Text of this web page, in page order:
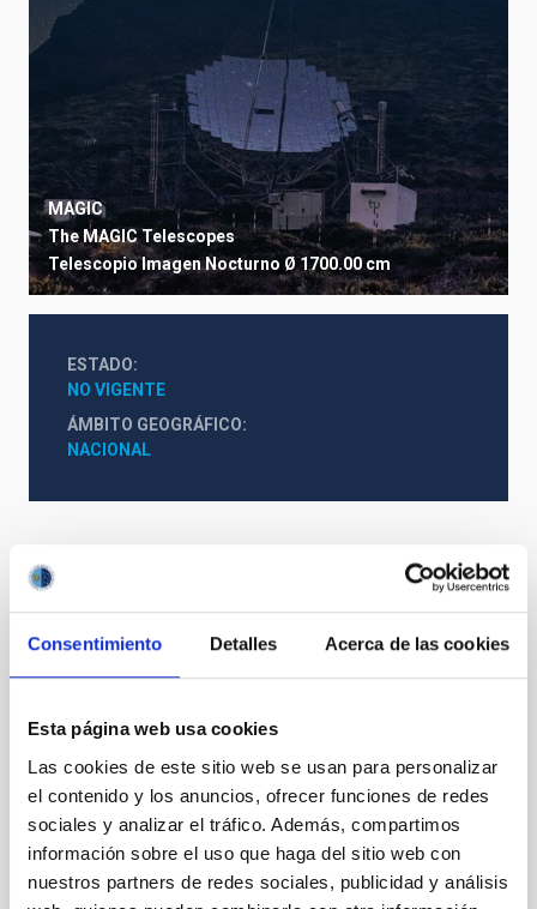
Consentimiento Detalles Acerca de las cookies
Esta página web usa cookies
Las cookies de este sitio web se usan para personalizar
el contenido y los anuncios, ofrecer funciones de redes
sociales y analizar el tráfico. Además, compartimos
información sobre el uso que haga del sitio web con
nuestros partners de redes sociales, publicidad y análisis
MAGIC
The MAGIC Telescopes
TelescopioImagenNocturno Ø 1700.00 cm
ESTADO
NO VIGENTE
ÁMBITO GEOGRÁFICO
NACIONAL
Otros convenios relacionados
telescopios William Herschel e Isaac
Newton entre el Instituto de Astrofísica de
Canarias (IAC) y Science and Technology
Facilities Council (STFC) y la Nederlandese
Organisatie voor Wetenschappelijk
Onderzoek (NWO)